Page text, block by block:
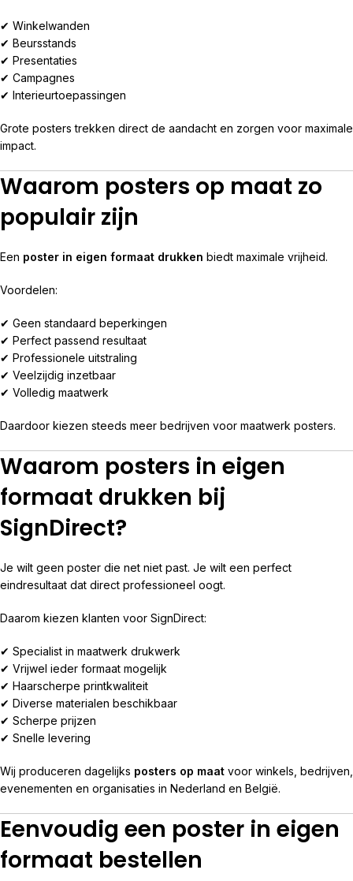
✔ Winkelwanden
✔ Beursstands
✔ Presentaties
✔ Campagnes
✔ Interieurtoepassingen
Grote posters trekken direct de aandacht en zorgen voor maximale
impact.
Waarom posters op maat zo
populair zijn
Een poster in eigen formaat drukken biedt maximale vrijheid.
Voordelen:
✔ Geen standaard beperkingen
✔ Perfect passend resultaat
✔ Professionele uitstraling
✔ Veelzijdig inzetbaar
✔ Volledig maatwerk
Daardoor kiezen steeds meer bedrijven voor maatwerk posters.
Waarom posters in eigen
formaat drukken bij
SignDirect?
Je wilt geen poster die net niet past. Je wilt een perfect
eindresultaat dat direct professioneel oogt.
Daarom kiezen klanten voor SignDirect:
✔ Specialist in maatwerk drukwerk
✔ Vrijwel ieder formaat mogelijk
✔ Haarscherpe printkwaliteit
✔ Diverse materialen beschikbaar
✔ Scherpe prijzen
✔ Snelle levering
Wij produceren dagelijks posters op maat voor winkels, bedrijven,
evenementen en organisaties in Nederland en België.
Eenvoudig een poster in eigen
formaat bestellen